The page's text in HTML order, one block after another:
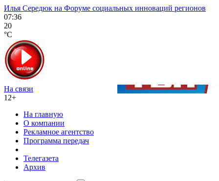
Илья Середюк на Форуме социальных инноваций регионов
07:36
20
°C
На связи
12+
На главную
О компании
Рекламное агентство
Программа передач
Телегазета
Архив